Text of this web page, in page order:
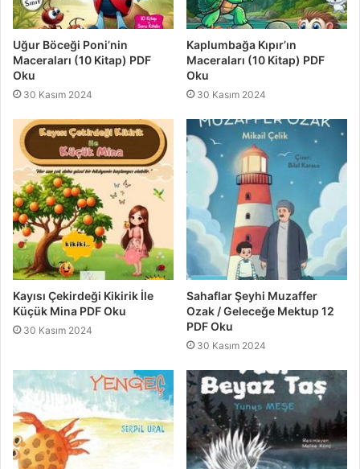
Uğur Böceği Poni’nin
Maceraları (10 Kitap) PDF
Oku
30 Kasım 2024
Kaplumbağa Kıpır’ın
Maceraları (10 Kitap) PDF
Oku
30 Kasım 2024
Kayısı Çekirdeği Kikirik İle
Küçük Mina PDF Oku
30 Kasım 2024
Sahaflar Şeyhi Muzaffer
Ozak / Geleceğe Mektup 12
PDF Oku
30 Kasım 2024